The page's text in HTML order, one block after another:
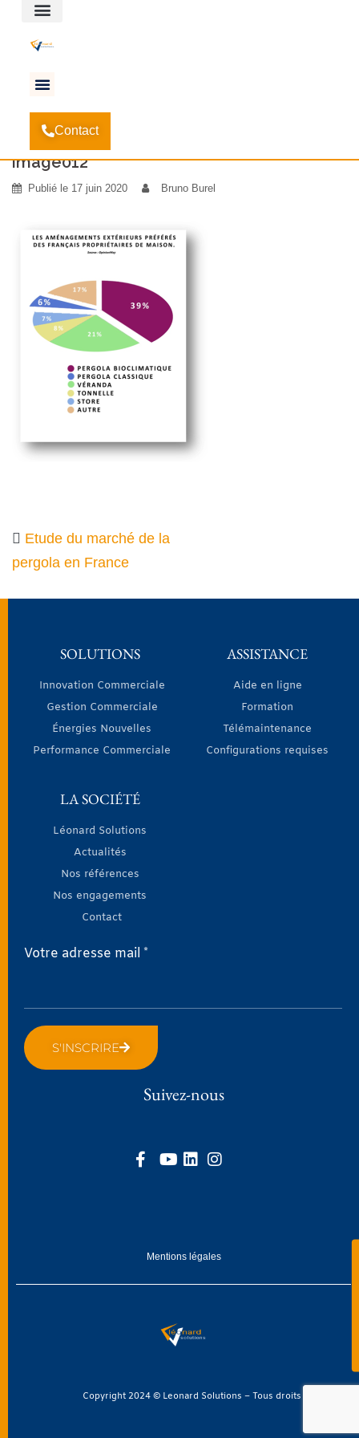
Contact
Accueil-Etude du marché de la pergola en France
image012
image012
Publié le 17 juin 2020 Bruno Burel
Etude du marché de la
pergola en France
SOLUTIONS
Innovation Commerciale
Gestion Commerciale
Énergies Nouvelles
Performance Commerciale
ASSISTANCE
Aide en ligne
Formation
Télémaintenance
Configurations requises
LA SOCIÉTÉ
Léonard Solutions
Actualités
Nos références
Nos engagements
Contact
Votre adresse mail *
S'INSCRIRE
Suivez-nous
Mentions légales
Copyright 2024 © Leonard Solutions – Tous droits réservés